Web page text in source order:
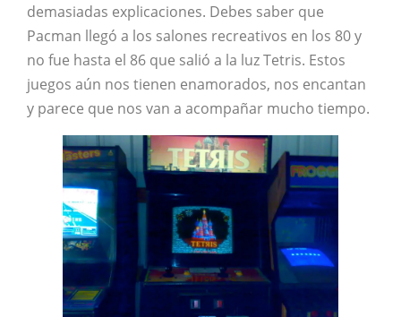
demasiadas explicaciones. Debes saber que
Pacman llegó a los salones recreativos en los 80 y
no fue hasta el 86 que salió a la luz Tetris. Estos
juegos aún nos tienen enamorados, nos encantan
y parece que nos van a acompañar mucho tiempo.